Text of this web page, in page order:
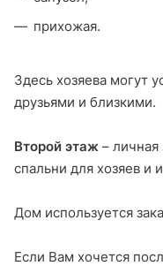
прихожая.
Здесь хозяева могут
друзьями и близкими.
Второй этаж – личная
спальни для хозяев и
Дом используется
Если Вам хочется